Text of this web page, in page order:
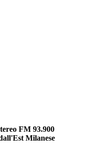
FM 93.900
Milanese